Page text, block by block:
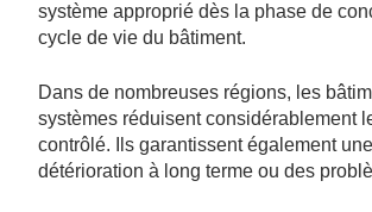
système approprié dès la phase de
cycle de vie du bâtiment.
Dans de nombreuses régions, les
systèmes réduisent considérablement
contrôlé. Ils garantissent également
détérioration à long terme ou des